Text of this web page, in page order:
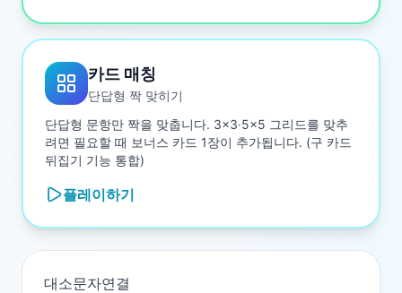
카드 매칭
단답형 짝 맞히기
단답형 문항만 짝을 맞춥니다. 3×3·5×5 그리드를 맞추
려면 필요할 때 보너스 카드 1장이 추가됩니다. (구 카드
뒤집기 기능 통합)
플레이하기
대소문자연결